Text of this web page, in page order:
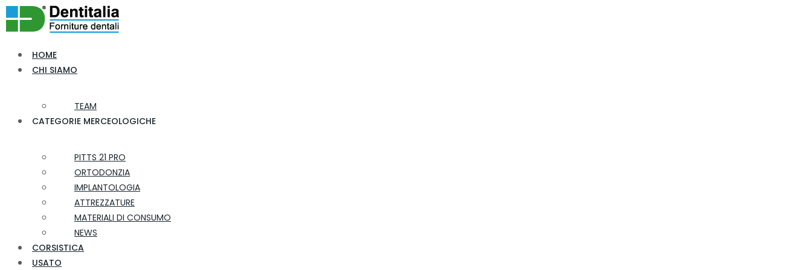
HOME
CHI SIAMO
TEAM
CATEGORIE MERCEOLOGICHE
PITTS 21 PRO
ORTODONZIA
IMPLANTOLOGIA
ATTREZZATURE
MATERIALI DI CONSUMO
NEWS
CORSISTICA
USATO